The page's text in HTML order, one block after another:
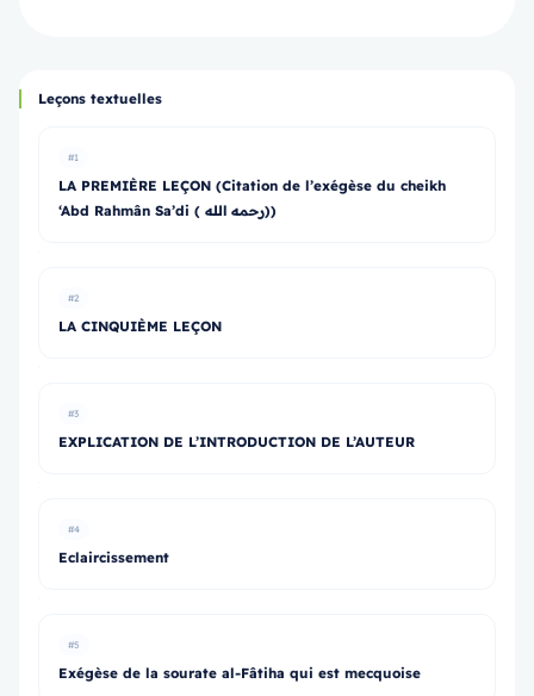
Leçons textuelles
#1
LA PREMIÈRE LEÇON (Citation de l’exégèse du cheikh
‘Abd Rahmân Sa’di ( رحمه الله))
#2
LA CINQUIÈME LEÇON
#3
EXPLICATION DE L’INTRODUCTION DE L’AUTEUR
#4
Eclaircissement
#5
Exégèse de la sourate al-Fâtiha qui est mecquoise